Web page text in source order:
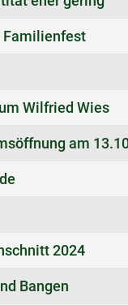
Familienfest
Wilfried Wies
am
2024
Bangen